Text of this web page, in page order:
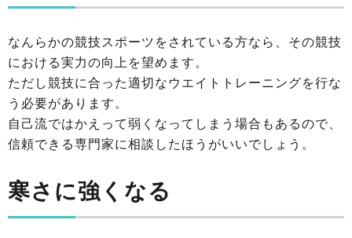
なんらかの競技スポーツをされている方なら、その競技
における実力の向上を望めます。
ただし競技に合った適切なウエイトトレーニングを行な
う必要があります。
自己流ではかえって弱くなってしまう場合もあるので、
信頼できる専門家に相談したほうがいいでしょう。
寒さに強くなる